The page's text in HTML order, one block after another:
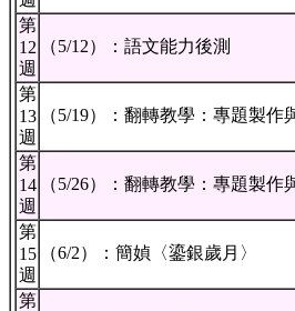
第
12
週
（5/12）：語文能力後測
第
13
週
（5/19）：翻轉教學：專題製作
第
14
週
（5/26）：翻轉教學：專題製作
第
15
週
（6/2）：簡媜〈鎏銀歲月〉
第